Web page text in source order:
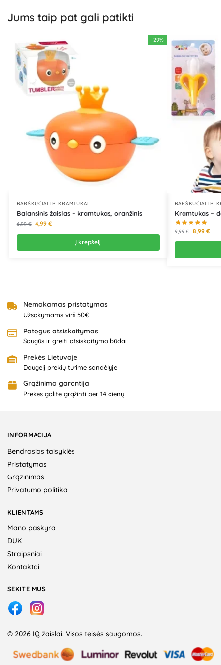
Jums taip pat gali patikti
-29%
BARŠKUČIAI IR KRAMTUKAI
Balansinis žaislas – kramtukas, oranžinis
6,99€ 4,99 €
Į krepšelį
BARŠKUČIAI IR
Kramtukas –
9,99€ 8,99 €
Nemokamas pristatymas
Užsakymams virš 50€
Patogus atsiskaitymas
Saugūs ir greiti atsiskaitymo būdai
Prekės Lietuvoje
Daugelį prekių turime sandėlyje
Grąžinimo garantija
Prekes galite grąžinti per 14 dienų
INFORMACIJA
Bendrosios taisyklės
Pristatymas
Grąžinimas
Privatumo politika
KLIENTAMS
Mano paskyra
DUK
Straipsniai
Kontaktai
SEKITE MUS
© 2026 IQ žaislai. Visos teisės saugomos.